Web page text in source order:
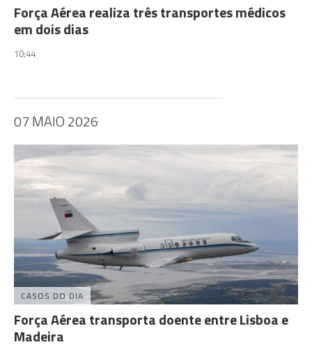
Força Aérea realiza três transportes médicos
em dois dias
10:44
07 MAIO 2026
CASOS DO DIA
Força Aérea transporta doente entre Lisboa e
Madeira